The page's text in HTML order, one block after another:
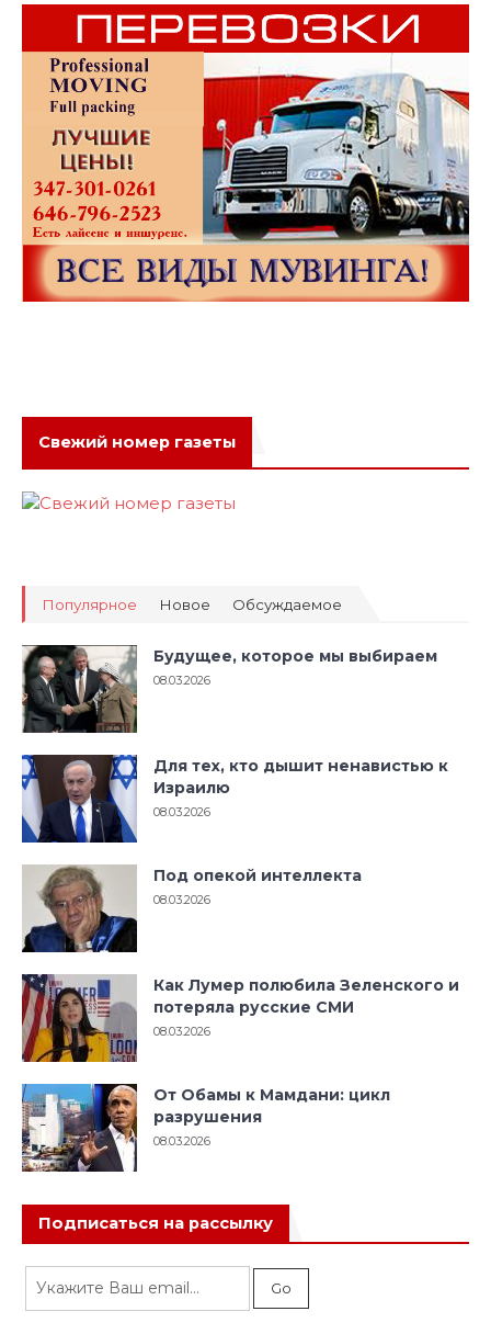
Свежий номер газеты
Популярное Новое Обсуждаемое
Будущее, которое мы выбираем
08.03.2026
Для тех, кто дышит ненавистью к
Израилю
08.03.2026
Под опекой интеллекта
08.03.2026
Как Лумер полюбила Зеленского и
потеряла русские СМИ
08.03.2026
От Обамы к Мамдани: цикл
разрушения
08.03.2026
Подписаться на рассылку